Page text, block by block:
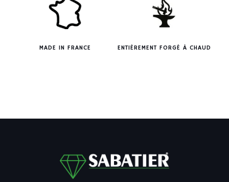
MADE IN FRANCE ENTIÈREMENT FORGÉ À CHAUD